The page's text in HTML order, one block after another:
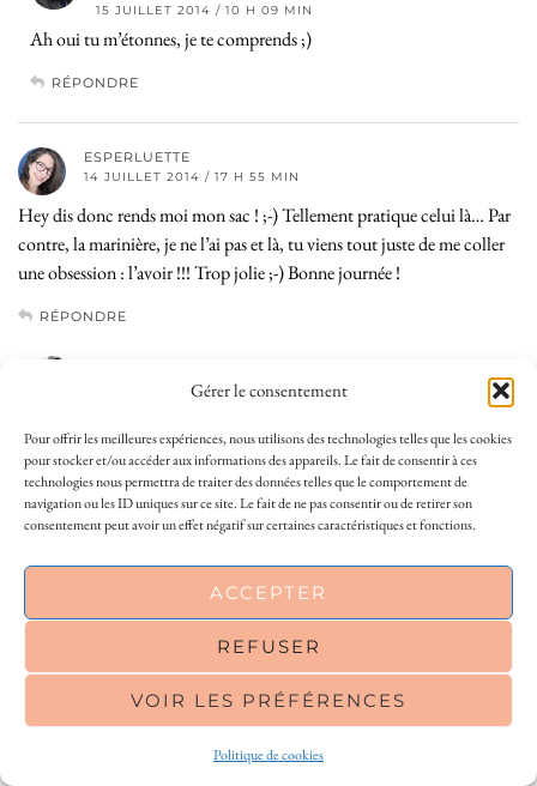
This site uses cookies to deliver its services
agree to its use of cookies. Learn more
OK
Gérer le consentement
Pour offrir les meilleures expériences, nous utilisons des technologies telles que les cookies
pour stocker et/ou accéder aux informations des appareils. Le fait de consentir à ces
technologies nous permettra de traiter des données telles que le comportement de
navigation ou les ID uniques sur ce site. Le fait de ne pas consentir ou de retirer son
consentement peut avoir un effet négatif sur certaines caractéristiques et fonctions.
ACCEPTER
REFUSER
VOIR LES PRÉFÉRENCES
Politique de cookies
15 JUILLET 2014 / 10 H 09 MIN
Ah oui tu m’étonnes, je te comprends ;)
RÉPONDRE
ESPERLUETTE
14 JUILLET 2014 / 17 H 55 MIN
Hey dis donc rends moi mon sac ! ;-) Tellement pratique celui là… Par
contre, la marinière, je ne l’ai pas et là, tu viens tout juste de me coller
une obsession : l’avoir !!! Trop jolie ;-) Bonne journée !
RÉPONDRE
AUTEUR/AUTRICE
Hihi elle est géniale cette marinière ^^
RÉPONDRE
14 JUILLET 2014 / 18 H 28 MIN
J’aime beaucoup ce look simple et efficace. <3
J'ai un mac book pro et quand on y goute, c'est pas facile de s'en
défaire.
Après ma période de no shopping depuis le début de l'année, suite à
mon mariage, les soldes c'est quelque chose que j'attendais avec
impatience mais en même temps j'avais un peu d'appréhension comme